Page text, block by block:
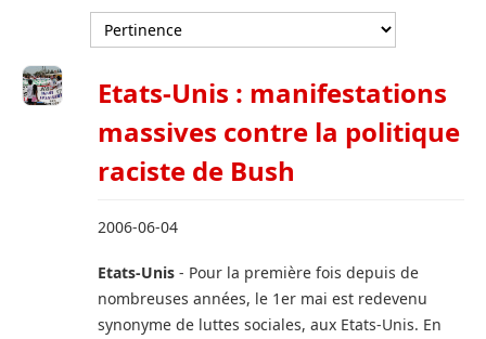
Etats-Unis : manifestations
massives contre la politique
raciste de Bush
2006-06-04
Etats-Unis - Pour la première fois depuis de
nombreuses années, le 1er mai est redevenu
synonyme de luttes sociales, aux Etats-Unis. En